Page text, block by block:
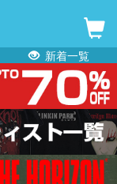
新着一覧